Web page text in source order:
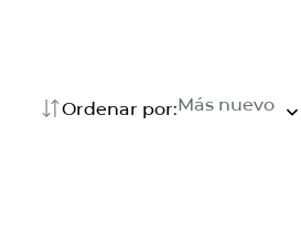
Ordenar por:Más nuevo